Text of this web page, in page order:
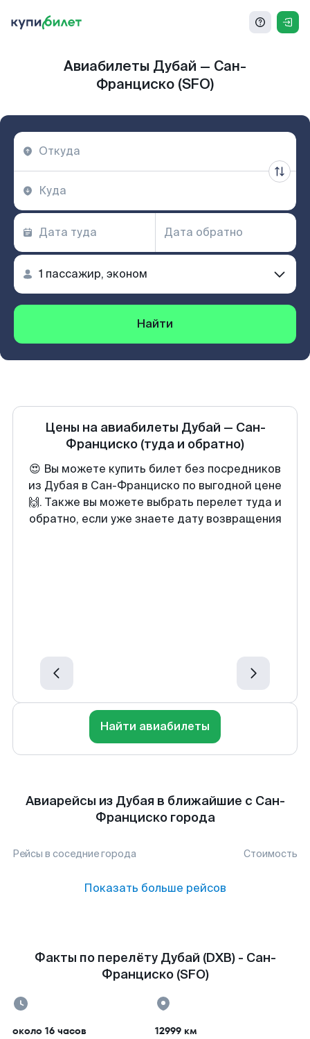
Авиабилеты Дубай — Сан-
Франциско (SFO)
Найти
Цены на авиабилеты Дубай — Сан-
Франциско (туда и обратно)
😍 Вы можете купить билет без посредников
из Дубая в Сан-Франциско по выгодной цене
🙌. Также вы можете выбрать перелет туда и
обратно, если уже знаете дату возвращения
Найти авиабилеты
Авиарейсы из Дубая в ближайшие с Сан-
Франциско города
Рейсы в соседние города Стоимость
Показать больше рейсов
Факты по перелёту Дубай (DXB) - Сан-
Франциско (SFO)
около 16 часов 12999 км